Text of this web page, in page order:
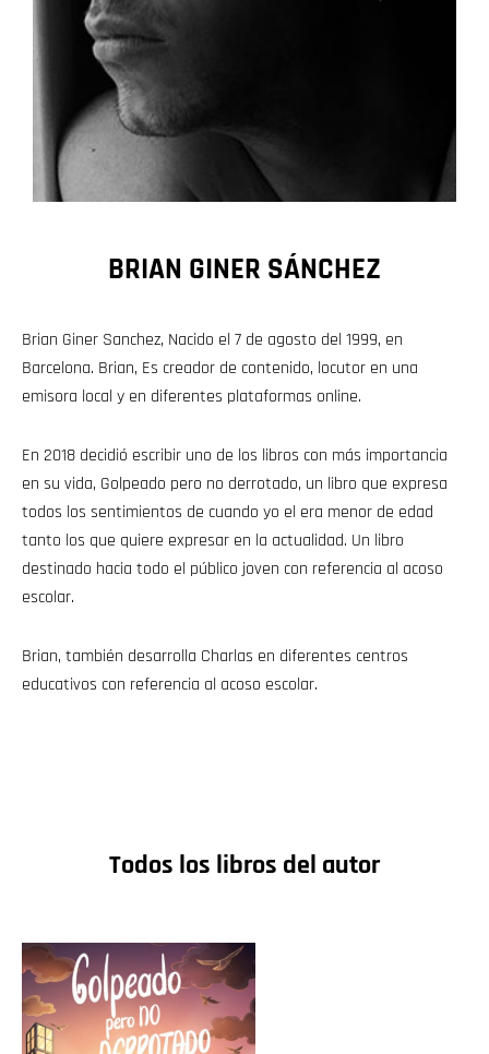
BRIAN GINER SÁNCHEZ
Brian Giner Sanchez, Nacido el 7 de agosto del 1999, en
Barcelona. Brian, Es creador de contenido, locutor en una
emisora local y en diferentes plataformas online.
En 2018 decidió escribir uno de los libros con más importancia
en su vida, Golpeado pero no derrotado, un libro que expresa
todos los sentimientos de cuando yo el era menor de edad
tanto los que quiere expresar en la actualidad. Un libro
destinado hacia todo el público joven con referencia al acoso
escolar.
Brian, también desarrolla Charlas en diferentes centros
educativos con referencia al acoso escolar.
Todos los libros del autor